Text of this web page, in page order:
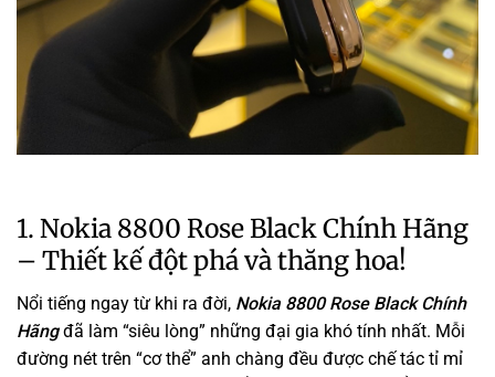
1. Nokia 8800 Rose Black Chính Hãng
– Thiết kế đột phá và thăng hoa!
Nổi tiếng ngay từ khi ra đời, Nokia 8800 Rose Black Chính
Hãngđã làm “siêu lòng” những đại gia khó tính nhất. Mỗi
đường nét trên “cơ thể” anh chàng đều được chế tác tỉ mỉ